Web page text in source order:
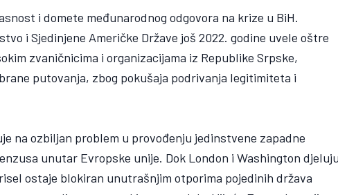
i domete međunarodnog odgovora na krize u BiH.
i Sjedinjene Američke Države još 2022. godine uvele oštre
zvaničnicima i organizacijama iz Republike Srpske,
putovanja, zbog pokušaja podrivanja legitimiteta i
na ozbiljan problem u provođenju jedinstvene zapadne
unutar Evropske unije. Dok London i Washington
ostaje blokiran unutrašnjim otporima pojedinih država